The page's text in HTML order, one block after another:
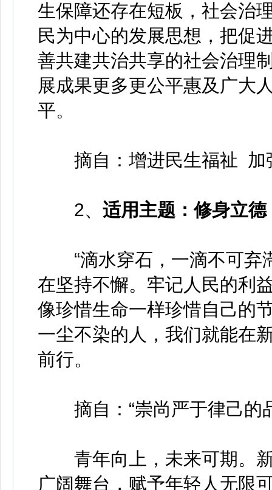
生保障还存在短板，社会治
民为中心的发展思想，把促
善共建共治共享的社会治理
展成果更多更公平惠及广大
平。
摘自：增进民生福祉 加
2、 适用主题：修身立德
“滴水穿石，一滴不可弃
在坚持不懈。牢记人民的利
像珍惜生命一样珍惜自己的
一尘不染的人，我们就能在
前行。
摘自：“崇尚严于律己的
青年向上，未来可期。新
广阔舞台，赋予年轻人无限